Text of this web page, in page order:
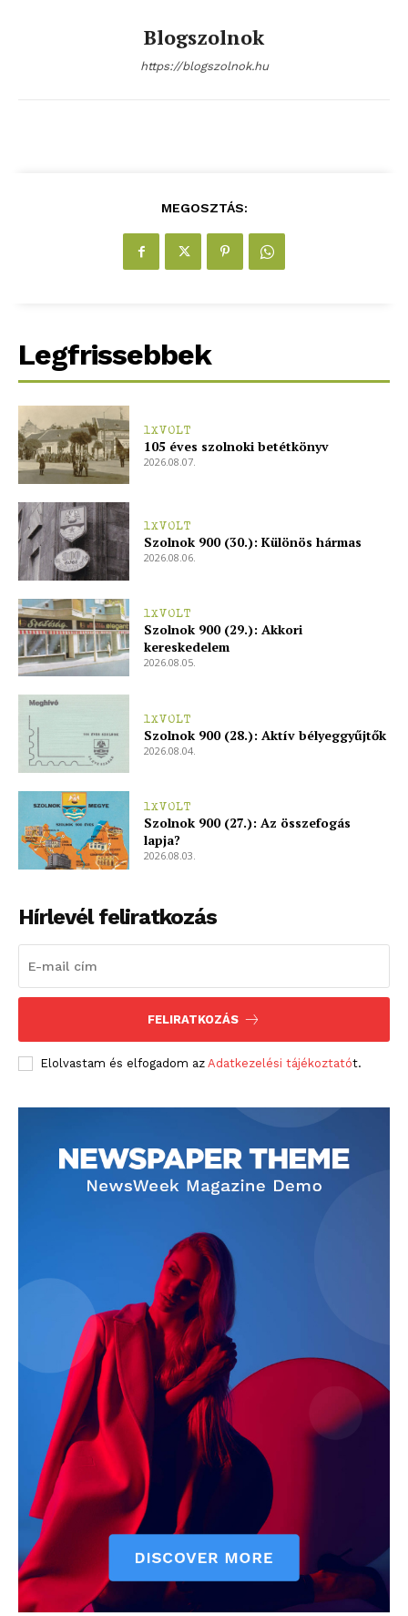
Hasznos
bSZ fiók
Előfizetés
Kapcsolat
Adatkezelési tájékoztató
Hirdetés
Blogszolnok
https://blogszolnok.hu
MEGOSZTÁS:
Legfrissebbek
1XVOLT
105 éves szolnoki betétkönyv
2026.08.07.
1XVOLT
Szolnok 900 (30.): Különös hármas
2026.08.06.
1XVOLT
Szolnok 900 (29.): Akkori
kereskedelem
2026.08.05.
1XVOLT
Szolnok 900 (28.): Aktív bélyeggyűjtők
2026.08.04.
1XVOLT
Szolnok 900 (27.): Az összefogás
lapja?
2026.08.03.
Hírlevél feliratkozás
FELIRATKOZÁS
Elolvastam és elfogadom az Adatkezelési tájékoztatót.